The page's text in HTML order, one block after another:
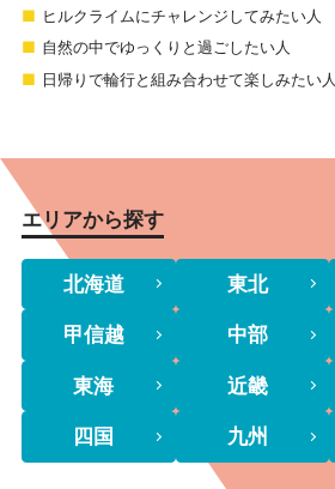
ヒルクライムにチャレンジしてみたい人
自然の中でゆっくりと過ごしたい人
日帰りで輪行と組み合わせて楽しみたい人
エリアから探す
北海道 東北
甲信越 中部
東海 近畿
四国 九州